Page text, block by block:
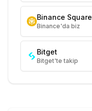
Binance Square
Binance'da biz
Bitget
Bitget'te takip